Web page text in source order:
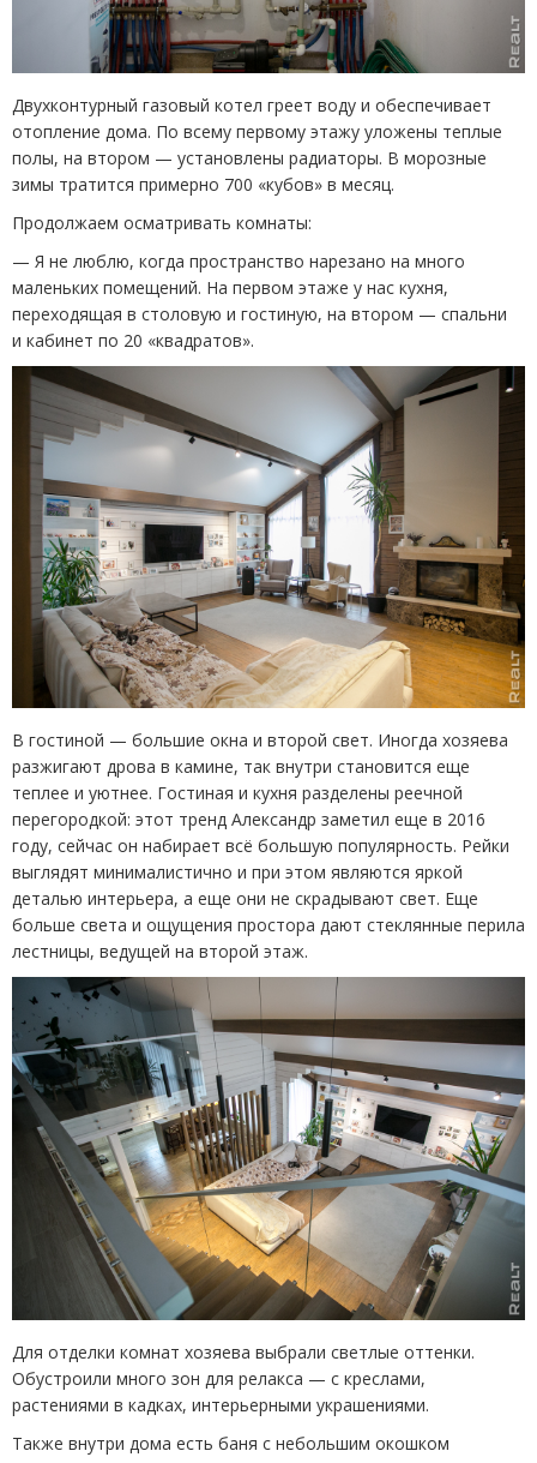
Двухконтурный газовый котел греет воду и обеспечивает
отопление дома. По всему первому этажу уложены теплые
полы, на втором — установлены радиаторы. В морозные
зимы тратится примерно 700 «кубов» в месяц.
Продолжаем осматривать комнаты:
— Я не люблю, когда пространство нарезано на много
маленьких помещений. На первом этаже у нас кухня,
переходящая в столовую и гостиную, на втором — спальни
и кабинет по 20 «квадратов».
В гостиной — большие окна и второй свет. Иногда хозяева
разжигают дрова в камине, так внутри становится еще
теплее и уютнее. Гостиная и кухня разделены реечной
перегородкой: этот тренд Александр заметил еще в 2016
году, сейчас он набирает всё большую популярность. Рейки
выглядят минималистично и при этом являются яркой
деталью интерьера, а еще они не скрадывают свет. Еще
больше света и ощущения простора дают стеклянные перила
лестницы, ведущей на второй этаж.
Для отделки комнат хозяева выбрали светлые оттенки.
Обустроили много зон для релакса — с креслами,
растениями в кадках, интерьерными украшениями.
Также внутри дома есть баня с небольшим окошком